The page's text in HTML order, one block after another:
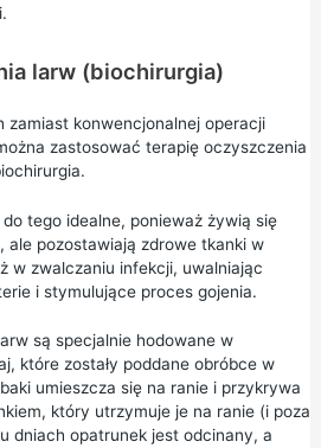
larw (biochirurgia)
zamiast konwencjonalnej operacji
zastosować terapię oczyszczenia
tego idealne, ponieważ żywią się
ale pozostawiają zdrowe tkanki w
w zwalczaniu infekcji, uwalniając
i stymulujące proces gojenia.
są specjalnie hodowane w
które zostały poddane obróbce w
umieszcza się na ranie i przykrywa
który utrzymuje je na ranie (i poza
dniach opatrunek jest odcinany, a